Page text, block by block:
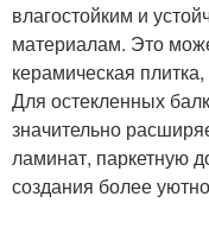
влагостойким и
материалам. Это
керамическая
Для остекленных
значительно
ламинат, паркетную
создания более